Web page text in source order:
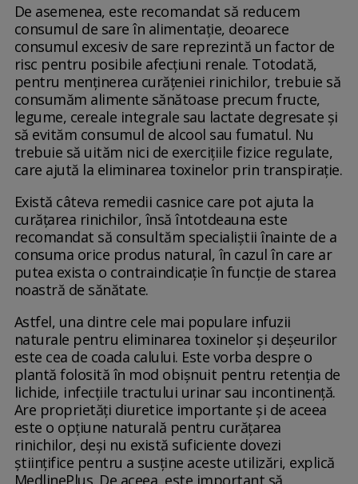
De asemenea, este recomandat să reducem
consumul de sare în alimentație, deoarece
consumul excesiv de sare reprezintă un factor de
risc pentru posibile afecțiuni renale. Totodată,
pentru menținerea curățeniei rinichilor, trebuie să
consumăm alimente sănătoase precum fructe,
legume, cereale integrale sau lactate degresate și
să evităm consumul de alcool sau fumatul. Nu
trebuie să uităm nici de exercițiile fizice regulate,
care ajută la eliminarea toxinelor prin transpirație.
Există câteva remedii casnice care pot ajuta la
curățarea rinichilor, însă întotdeauna este
recomandat să consultăm specialiștii înainte de a
consuma orice produs natural, în cazul în care ar
putea exista o contraindicație în funcție de starea
noastră de sănătate.
Astfel, una dintre cele mai populare infuzii
naturale pentru eliminarea toxinelor și deșeurilor
este cea de coada calului. Este vorba despre o
plantă folosită în mod obișnuit pentru retenția de
lichide, infecțiile tractului urinar sau incontinență.
Are proprietăți diuretice importante și de aceea
este o opțiune naturală pentru curățarea
rinichilor, deși nu există suficiente dovezi
științifice pentru a susține aceste utilizări, explică
MedlinePlus. De aceea, este important să